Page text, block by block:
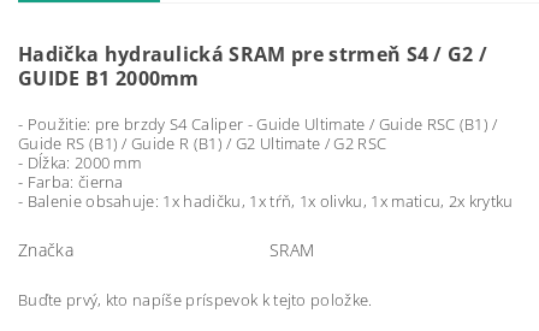
Hadička hydraulická SRAM pre strmeň S4 / G2 /
GUIDE B1 2000mm
- Použitie: pre brzdy S4 Caliper - Guide Ultimate / Guide RSC (B1) /
Guide RS (B1) / Guide R (B1) / G2 Ultimate / G2 RSC
- Dĺžka: 2000 mm
- Farba: čierna
- Balenie obsahuje: 1x hadičku, 1x tŕň, 1x olivku, 1x maticu, 2x krytku
Značka SRAM
Buďte prvý, kto napíše príspevok k tejto položke.